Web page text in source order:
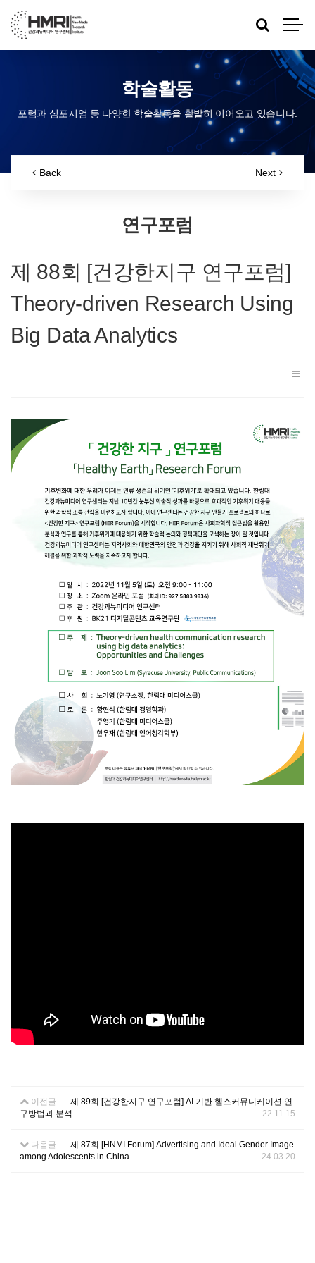
학술활동
포럼과 심포지엄 등 다양한 학술활동을 활발히 이어오고 있습니다.
Back Next
연구포럼
제 88회 [건강한지구 연구포럼]
Theory-driven Research Using
Big Data Analytics
이전글
제 89회 [건강한지구 연구포럼] AI 기반 헬스커뮤니케이션 연
구방법과 분석
22.11.15
다음글
제 87회 [HNMI Forum] Advertising and Ideal Gender Image
among Adolescents in China
24.03.20